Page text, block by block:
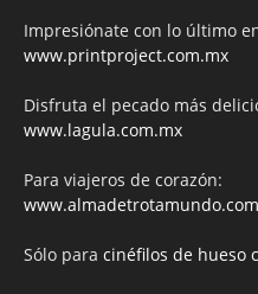
Impresiónate con lo último
www.printproject.com.mx
Disfruta el pecado más
www.lagula.com.mx
Para viajeros de corazón:
www.almadetrotamundo.com
Sólo para cinéfilos de hueso